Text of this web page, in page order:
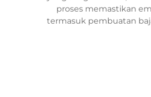
proses memastikan
termasuk pembuatan